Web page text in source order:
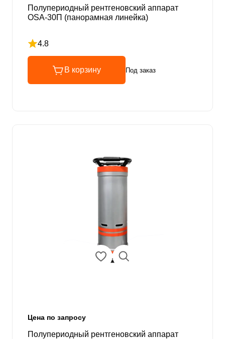
Полупериодный рентгеновский аппарат
OSA-30П (панорамная линейка)
4.8
Рейтинг 4.8 из 5
В корзину Под заказ
Цена по запросу
Полупериодный рентгеновский аппарат